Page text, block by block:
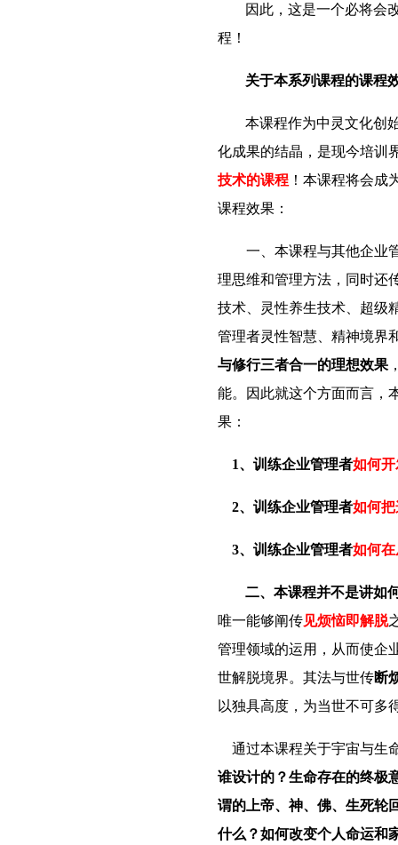
因此，这是一个必将会
程！
关于本系列课程的课程
本课程作为中灵文化创
化成果的结晶，是现今培训
技术的课程 ！本课程将会成
课程效果：
一、本课程与其他企业
理思维和管理方法，同时还
技术、灵性养生技术、超级
管理者灵性智慧、精神境界
与修行三者合一的理想效果
能。因此就这个方面而言，
果：
1、训练企业管理者如何
2、训练企业管理者如何
3、训练企业管理者如何
二、本课程并不是讲如
唯一能够阐传见烦恼即解脱
管理领域的运用，从而使企
世解脱境界。其法与世传断
以独具高度，为当世不可多
通过本课程关于宇宙与生
谁设计的？生命存在的终极
谓的上帝、神、佛、生死轮
什么？如何改变个人命运和